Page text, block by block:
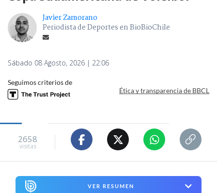
Javier Zamorano
Periodista de Deportes en BioBioChile
Sábado 08 Agosto, 2026 | 22:06
Seguimos criterios de
Ética y transparencia de BBCL
2658
visitas
VER RESUMEN